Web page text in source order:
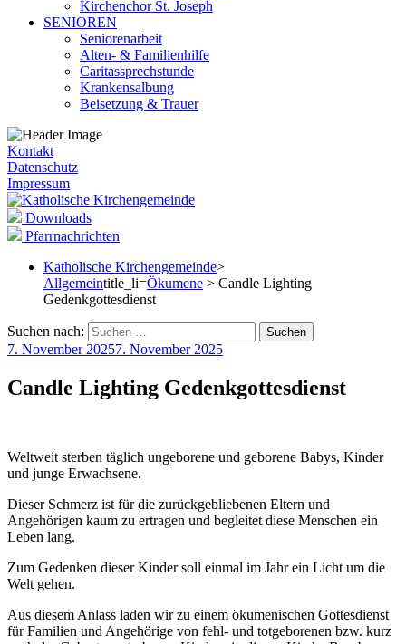
Kirchenchor St. Joseph
SENIOREN
Seniorenarbeit
Alten- & Familienhilfe
Caritassprechstunde
Krankensalbung
Beisetzung & Trauer
Kontakt
Datenschutz
Impressum
Downloads
Pfarrnachrichten
Katholische Kirchengemeinde>
Allgemeintitle_li=Ökumene > Candle Lighting
Gedenkgottesdienst
Suchen nach:
7. November 20257. November 2025
Candle Lighting Gedenkgottesdienst
Weltweit sterben täglich ungeborene und geborene Babys, Kinder
und junge Erwachsene.
Dieser Schmerz ist für die zurückgebliebenen Eltern und
Angehörigen kaum zu ertragen und begleitet diese Menschen ein
Leben lang.
Zum Gedenken dieser Kinder soll einmal im Jahr ein Licht um die
Welt gehen.
Aus diesem Anlass laden wir zu einem ökumenischen Gottesdienst
für Familien und Angehörige von fehl- und totgeborenen bzw. kurz